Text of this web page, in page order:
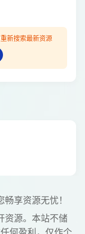
新搜索最新资源
享资源无忧！
资源。本站不储